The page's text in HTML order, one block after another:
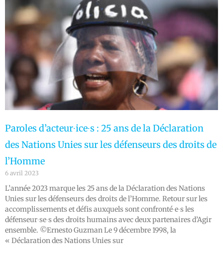
Paroles d’acteur∙ice∙s : 25 ans de la Déclaration
des Nations Unies sur les défenseurs des droits de
l’Homme
6 avril 2023
L’année 2023 marque les 25 ans de la Déclaration des Nations
Unies sur les défenseurs des droits de l’Homme. Retour sur les
accomplissements et défis auxquels sont confronté∙e∙s les
défenseur∙se∙s des droits humains avec deux partenaires d’Agir
ensemble. ©Ernesto Guzman Le 9 décembre 1998, la
« Déclaration des Nations Unies sur